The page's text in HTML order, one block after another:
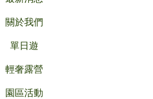
關於我們
單日遊
輕奢露營
園區活動